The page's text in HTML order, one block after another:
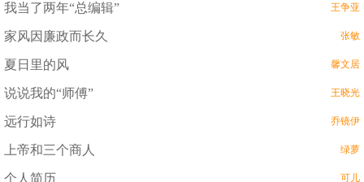
我当了两年“总编辑” 王争亚
家风因廉政而长久 张敏
夏日里的风 馨文居
说说我的“师傅” 王晓光
远行如诗 乔镜伊
上帝和三个商人 绿萝
个人简历 可儿